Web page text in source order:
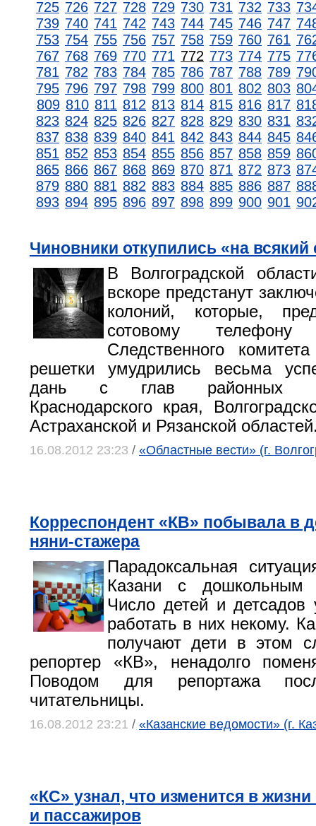
725 726 727 728 729 730 731 732 733
739 740 741 742 743 744 745 746 747
753 754 755 756 757 758 759 760 761
767 768 769 770 771 772 773 774 775
781 782 783 784 785 786 787 788 789
795 796 797 798 799 800 801 802 803
809 810 811 812 813 814 815 816 817
823 824 825 826 827 828 829 830 831
837 838 839 840 841 842 843 844 845
851 852 853 854 855 856 857 858 859
865 866 867 868 869 870 871 872 873
879 880 881 882 883 884 885 886 887
893 894 895 896 897 898 899 900 901
Чиновники откупились «на всякий
В Волгоградской
вскоре предстанут
колоний, которые,
сотовому телефону
Следственного
решетки умудрились весьма
дань с глав районных
Краснодарского края,
Астраханской и Рязанской
16.08.2012 23:23 / «Областные вести» (г.
Корреспондент «КВ» побывала в
няни-стажера
Парадоксальная
Казани с дошкольным
Число детей и детсадов
работать в них некому.
получают дети в этом
репортер «КВ», ненадолго
Поводом для репортажа
читательницы.
16.08.2012 23:21 / «Казанские ведомости» (г.
«КС» узнал, что изменится в
и пассажиров